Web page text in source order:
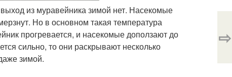
из муравейника зимой нет. Насекомые
Но в основном такая температура
прогревается, и насекомые доползают до
сильно, то они раскрывают несколько
зимой.
⇨